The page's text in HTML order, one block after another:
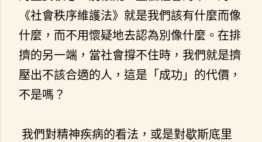
《社會秩序維護法》就是我們該有什麼而像
什麼，而不用懷疑地去認為別像什麼。在排
擠的另一端，當社會撐不住時，我們就是擠
壓出不該合適的人，這是「成功」的代價，
不是嗎？
我們對精神疾病的看法，或是對歇斯底里